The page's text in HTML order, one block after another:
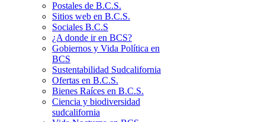
Postales de B.C.S.
Sitios web en B.C.S.
Sociales B.C.S
¿A donde ir en BCS?
Gobiernos y Vida Política en
BCS
Sustentabilidad Sudcalifornia
Ofertas en B.C.S.
Bienes Raíces en B.C.S.
Ciencia y biodiversidad
sudcalifornia